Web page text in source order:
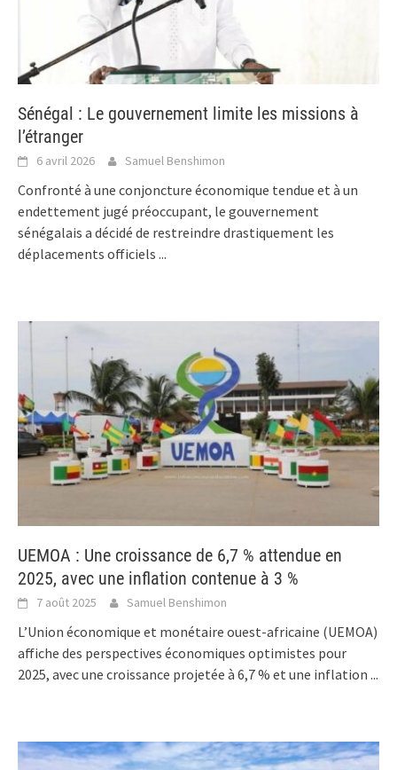
Sénégal : Le gouvernement limite les missions à
l’étranger
6 avril 2026 Samuel Benshimon
Confronté à une conjoncture économique tendue et à un
endettement jugé préoccupant, le gouvernement
sénégalais a décidé de restreindre drastiquement les
déplacements officiels ...
UEMOA : Une croissance de 6,7 % attendue en
2025, avec une inflation contenue à 3 %
7 août 2025 Samuel Benshimon
L’Union économique et monétaire ouest-africaine (UEMOA)
affiche des perspectives économiques optimistes pour
2025, avec une croissance projetée à 6,7 % et une inflation ...